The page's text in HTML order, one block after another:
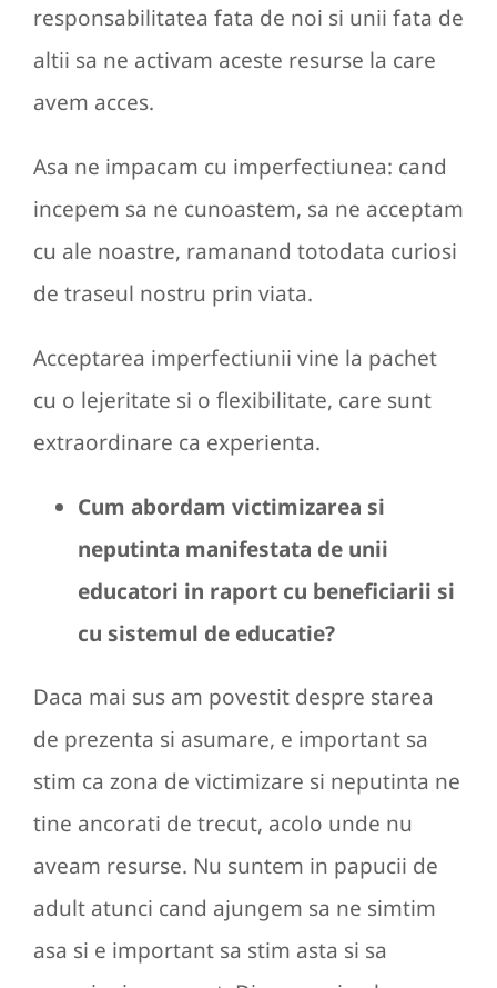
responsabilitatea fata de noi si unii fata de
altii sa ne activam aceste resurse la care
avem acces.
Asa ne impacam cu imperfectiunea: cand
incepem sa ne cunoastem, sa ne acceptam
cu ale noastre, ramanand totodata curiosi
de traseul nostru prin viata.
Acceptarea imperfectiunii vine la pachet
cu o lejeritate si o flexibilitate, care sunt
extraordinare ca experienta.
Cum abordam victimizarea si
neputinta manifestata de unii
educatori in raport cu beneficiarii si
cu sistemul de educatie?
Daca mai sus am povestit despre starea
de prezenta si asumare, e important sa
stim ca zona de victimizare si neputinta ne
tine ancorati de trecut, acolo unde nu
aveam resurse. Nu suntem in papucii de
adult atunci cand ajungem sa ne simtim
asa si e important sa stim asta si sa